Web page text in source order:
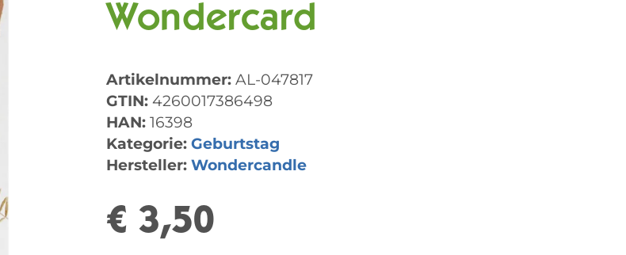
Wondercard
Artikelnummer: AL-047817
GTIN: 4260017386498
HAN: 16398
Kategorie: Geburtstag
Hersteller: Wondercandle
€ 3,50